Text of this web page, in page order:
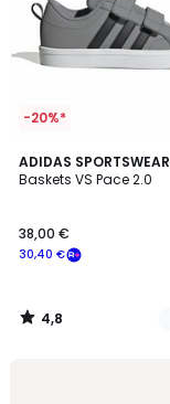
-20%*
ADIDAS SPORTSWEAR
Baskets VS Pace 2.0
30,40 €
38,00 €
4,8
/ 5
2
Couleurs
4,8
/